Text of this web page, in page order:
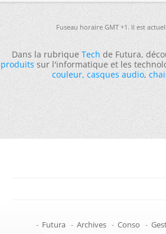
Fuseau horaire GMT +1. Il est
Dans la rubriqueTechde Futura,
produitssur l'informatique et les
couleur,casques audio,
- Futura - Archives - Conso -